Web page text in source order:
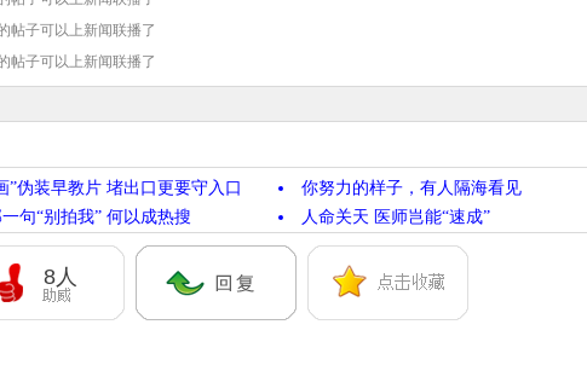
帖子可以上新闻联播了
帖子可以上新闻联播了
”伪装早教片 堵出口更要守入口
你努力的样子，有人隔海看见
句“别拍我” 何以成热搜 人命关天 医师岂能“速成”
8 人